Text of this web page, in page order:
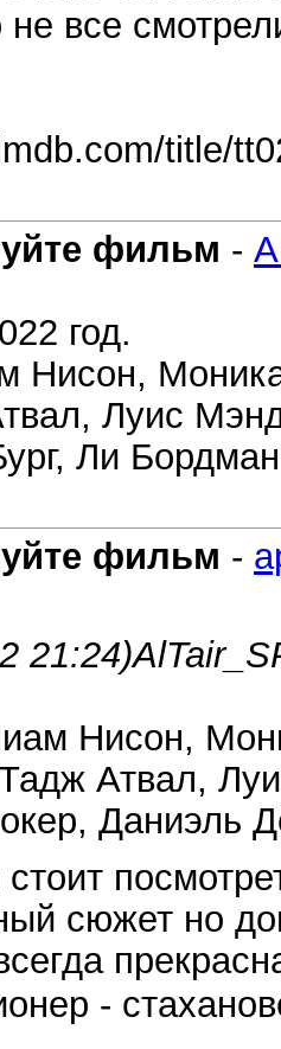
не все
title/
фильм -
год.
Нисон,
Луис
Ли
фильм -
21:24)
Нисон,
Атвал,
Даниэль
сюжет но
-